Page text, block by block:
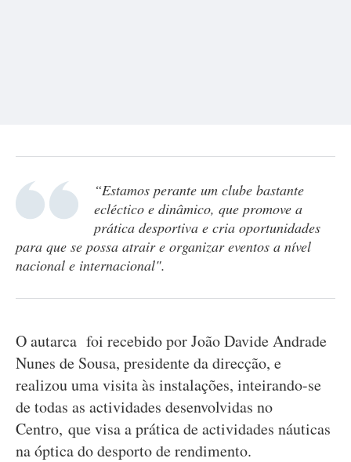
“Estamos perante um clube bastante
ecléctico e dinâmico, que promove a
prática desportiva e cria oportunidades
para que se possa atrair e organizar eventos a nível
nacional e internacional".
O autarca foi recebido por João Davide Andrade
Nunes de Sousa, presidente da direcção, e
realizou uma visita às instalações, inteirando-se
de todas as actividades desenvolvidas no
Centro, que visa a prática de actividades náuticas
na óptica do desporto de rendimento.